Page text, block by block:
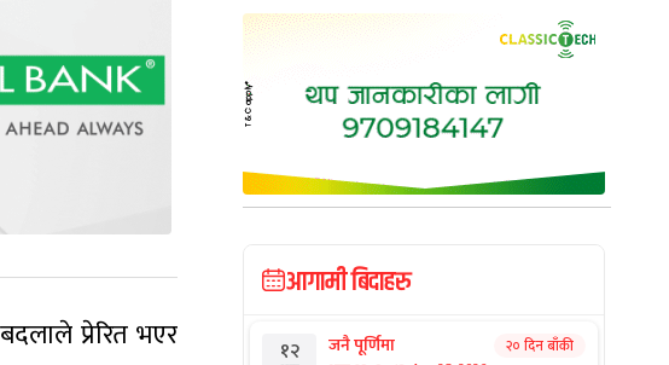
प्रेरित भएर
आगामी बिदाहरु
१२ जनै पूर्णिमा २० दिन बाँकी